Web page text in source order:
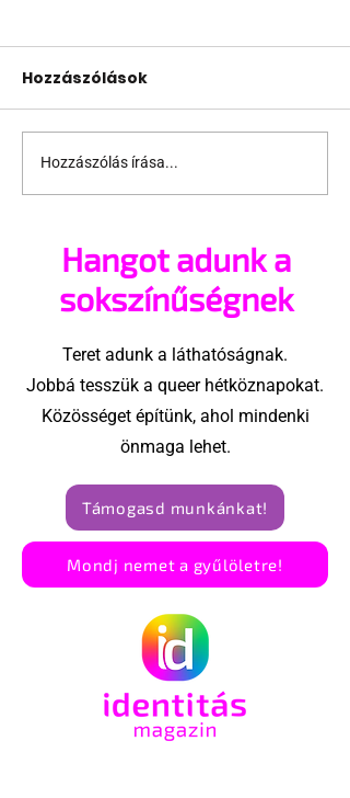
Így küzd a belga
vasút a homofóbia és
Hozzászólások
Hozzászólás írása...
Hangot adunk a
sokszínűségnek
Teret adunk a láthatóságnak.
Jobbá tesszük a queer hétköznapokat.
Közösséget építünk, ahol mindenki
önmaga lehet.
Támogasd munkánkat!
Mondj nemet a gyűlöletre!